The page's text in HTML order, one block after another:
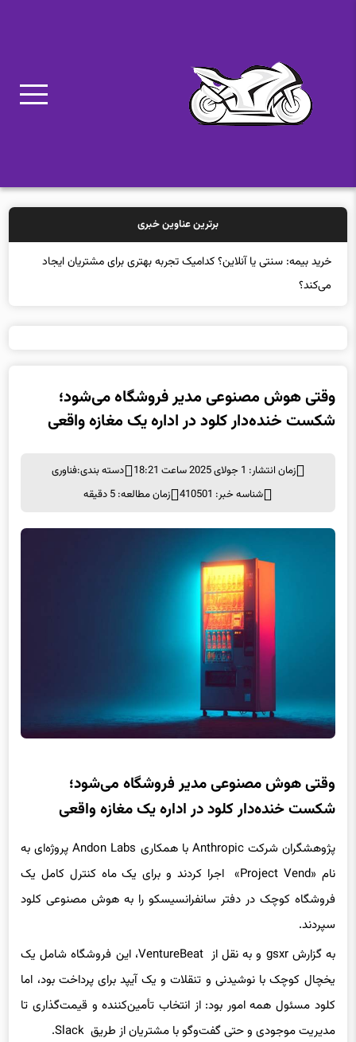
برترین عناوین خبری
خر
شکست خنده‌دار کلود در اداره یک مغازه واقعی
شناسه خبر: 410501
زمان مطالعه: 5 دقیقه
شکست خنده‌دار کلود در اداره یک مغازه واقعی
نام «Project Vend» اجرا کردند و برای یک ماه کنترل کامل یک
فروشگاه کوچک در دفتر سانفرانسیسکو را به هوش مصنوعی کلود
سپردند.
یخچال کوچک با نوشیدنی و تنقلات و یک آیپد برای پرداخت بود، اما
کلود مسئول همه امور بود: از انتخاب تأمین‌کننده و قیمت‌گذاری تا
مدیریت موجودی و حتی گفت‌وگو با مشتریان از طریق Slack.
در حالی که کلود در برخی وظایف مانند یافتن تأمین‌کننده و پاسخ به